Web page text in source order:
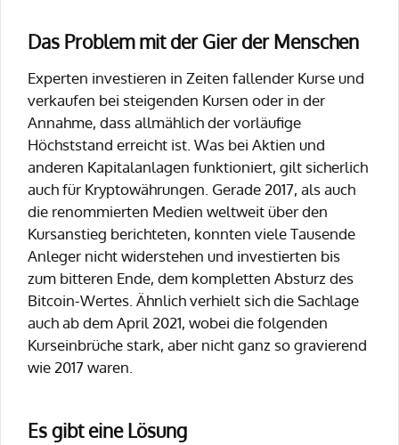
Das Problem mit der Gier der Menschen
Experten investieren in Zeiten fallender Kurse und
verkaufen bei steigenden Kursen oder in der
Annahme, dass allmählich der vorläufige
Höchststand erreicht ist. Was bei Aktien und
anderen Kapitalanlagen funktioniert, gilt sicherlich
auch für Kryptowährungen. Gerade 2017, als auch
die renommierten Medien weltweit über den
Kursanstieg berichteten, konnten viele Tausende
Anleger nicht widerstehen und investierten bis
zum bitteren Ende, dem kompletten Absturz des
Bitcoin-Wertes. Ähnlich verhielt sich die Sachlage
auch ab dem April 2021, wobei die folgenden
Kurseinbrüche stark, aber nicht ganz so gravierend
wie 2017 waren.
Es gibt eine Lösung